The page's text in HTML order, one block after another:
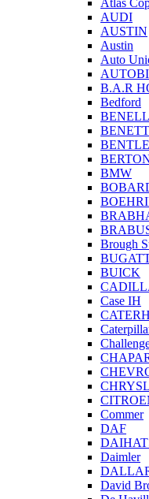
Atlas
AUDI
AUSTIN
Austin
Auto
B.A.R
Bedford
BMW
Brough
BUICK
Case IH
Commer
DAF
Daimler
David